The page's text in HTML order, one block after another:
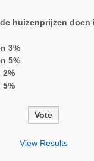
huizenprijzen doen
3%
5%
2%
5%
View Results